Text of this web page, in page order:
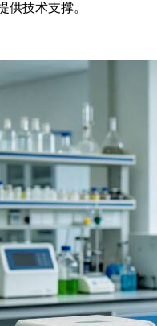
供技术支撑。